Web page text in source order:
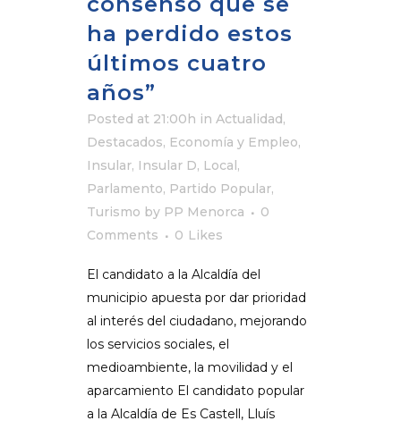
ha perdido estos
últimos cuatro
años”
Posted at 21:00h in Actualidad,
Destacados, Economía y Empleo,
Insular, Insular D, Local,
Parlamento, Partido Popular,
Turismo by PP Menorca
0
Comments
0 Likes
El candidato a la Alcaldía del
municipio apuesta por dar prioridad
al interés del ciudadano, mejorando
los servicios sociales, el
medioambiente, la movilidad y el
aparcamiento El candidato popular
a la Alcaldía de Es Castell, Lluís